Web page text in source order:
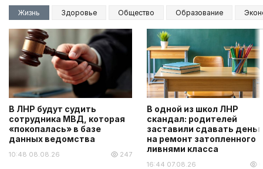
Жизнь Здоровье Общество Образование
В ЛНР будут судить
сотрудника МВД, которая
«покопалась» в базе
данных ведомства
10:48 08.08.26 247
В одной из школ ЛНР
скандал: родителей
заставили сдавать
на ремонт затопленного
ливнями класса
16:44 07.08.26